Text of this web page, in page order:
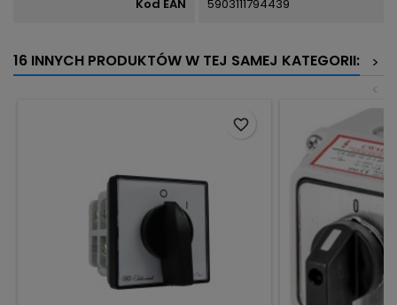
Kod EAN 5903111794439
16 INNYCH PRODUKTÓW W TEJ SAMEJ KATEGORII:
>
<
favorite_border